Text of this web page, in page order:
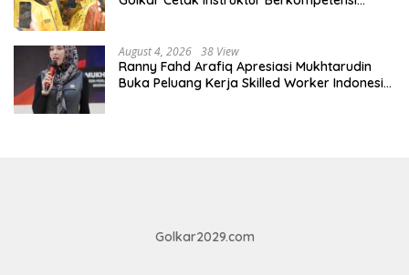
August 4, 2026 38 View
Ranny Fahd Arafiq Apresiasi Mukhtarudin
Buka Peluang Kerja Skilled Worker Indonesia
Golkar2029.com